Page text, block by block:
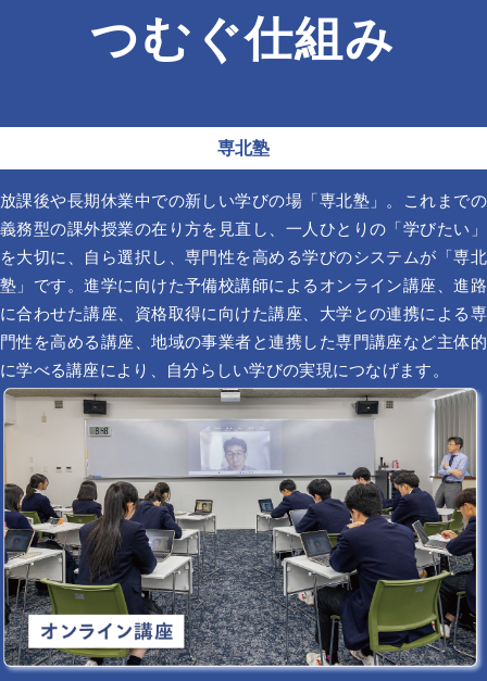
つむぐ仕組み
専北塾
放課後や長期休業中での新しい学びの場「専北塾」。これまでの
義務型の課外授業の在り方を見直し、一人ひとりの「学びたい」
を大切に、自ら選択し、専門性を高める学びのシステムが「専北
塾」です。進学に向けた予備校講師によるオンライン講座、進路
に合わせた講座、資格取得に向けた講座、大学との連携による専
門性を高める講座、地域の事業者と連携した専門講座など主体的
に学べる講座により、自分らしい学びの実現につなげます。